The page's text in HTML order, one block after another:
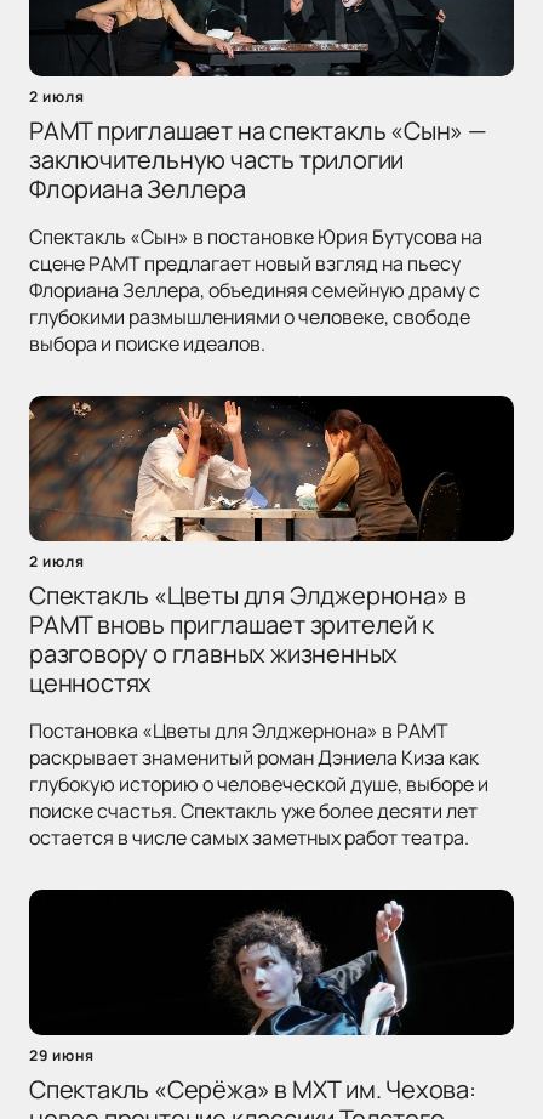
2 июля
РАМТ приглашает на спектакль «Сын» —
заключительную часть трилогии
Флориана Зеллера
Спектакль «Сын» в постановке Юрия Бутусова на
сцене РАМТ предлагает новый взгляд на пьесу
Флориана Зеллера, объединяя семейную драму с
глубокими размышлениями о человеке, свободе
выбора и поиске идеалов.
2 июля
Спектакль «Цветы для Элджернона» в
РАМТ вновь приглашает зрителей к
разговору о главных жизненных
ценностях
Постановка «Цветы для Элджернона» в РАМТ
раскрывает знаменитый роман Дэниела Киза как
глубокую историю о человеческой душе, выборе и
поиске счастья. Спектакль уже более десяти лет
остается в числе самых заметных работ театра.
29 июня
Спектакль «Серёжа» в МХТ им. Чехова: